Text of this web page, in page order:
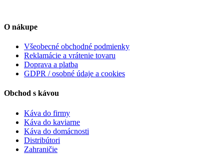
O nákupe
Všeobecné obchodné podmienky
Reklamácie a vrátenie tovaru
Doprava a platba
GDPR / osobné údaje a cookies
Obchod s kávou
Káva do firmy
Káva do kaviarne
Káva do domácnosti
Distribútori
Zahraničie